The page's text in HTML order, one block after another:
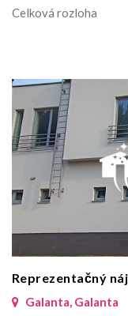
Celková rozloha
Reprezentačný
Galanta, Galanta